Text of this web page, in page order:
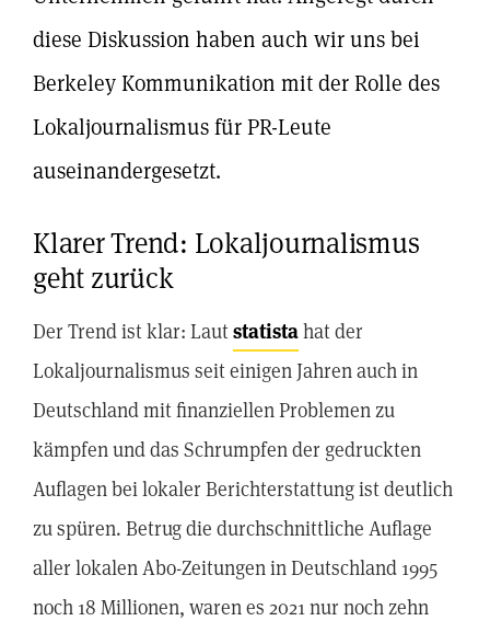
diese Diskussion haben auch wir uns bei
Berkeley Kommunikation mit der Rolle des
Lokaljournalismus für PR-Leute
auseinandergesetzt.
Klarer Trend: Lokaljournalismus
geht zurück
Der Trend ist klar: Lautstatistahat der
Lokaljournalismus seit einigen Jahren auch in
Deutschland mit finanziellen Problemen zu
kämpfen und das Schrumpfen der gedruckten
Auflagen bei lokaler Berichterstattung ist deutlich
zu spüren. Betrug die durchschnittliche Auflage
aller lokalen Abo-Zeitungen in Deutschland 1995
noch 18 Millionen, waren es 2021 nur noch zehn